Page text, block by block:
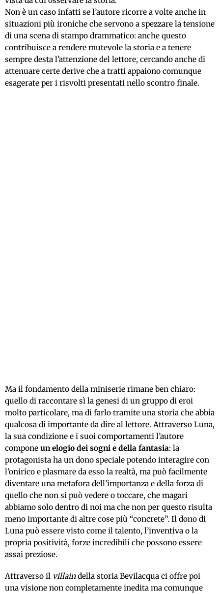
Non è un caso infatti se l’autore ricorre a volte anche in
situazioni più ironiche che servono a spezzare la tensione
di una scena di stampo drammatico: anche questo
contribuisce a rendere mutevole la storia e a tenere
sempre desta l’attenzione del lettore, cercando anche di
attenuare certe derive che a tratti appaiono comunque
esagerate per i risvolti presentati nello scontro finale.
Ma il fondamento della miniserie rimane ben chiaro:
quello di raccontare sì la genesi di un gruppo di eroi
molto particolare, ma di farlo tramite una storia che abbia
qualcosa di importante da dire al lettore. Attraverso Luna,
la sua condizione e i suoi comportamenti l’autore
compone un elogio dei sogni e della fantasia: la
protagonista ha un dono speciale potendo interagire con
l’onirico e plasmare da esso la realtà, ma può facilmente
diventare una metafora dell’importanza e della forza di
quello che non si può vedere o toccare, che magari
abbiamo solo dentro di noi ma che non per questo risulta
meno importante di altre cose più “concrete”. Il dono di
Luna può essere visto come il talento, l’inventiva o la
propria positività, forze incredibili che possono essere
assai preziose.
Attraverso il villaindella storia Bevilacqua ci offre poi
una visione non completamente inedita ma comunque